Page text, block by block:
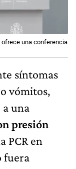
ofrece una conferencia
síntomas
vómitos,
una
presión
PCR en
fuera